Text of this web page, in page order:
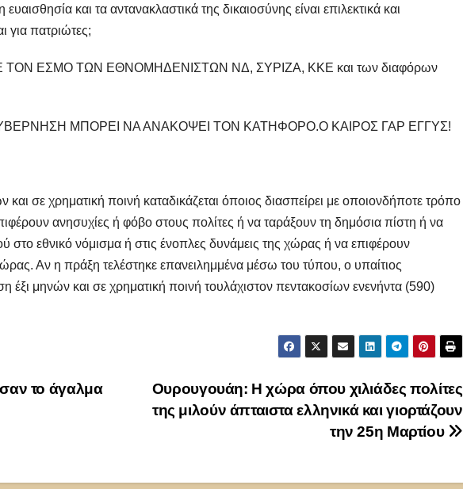
και τα αντανακλαστικά της δικαιοσύνης είναι επιλεκτικά και
για πατριώτες;
ΕΣΜΟ ΤΩΝ ΕΘΝΟΜΗΔΕΝΙΣΤΩΝ ΝΔ, ΣΥΡΙΖΑ, ΚΚΕ και των διαφόρων
ΜΠΟΡΕΙ ΝΑ ΑΝΑΚΟΨΕΙ ΤΟΝ ΚΑΤΗΦΟΡΟ.Ο ΚΑΙΡΟΣ ΓΑΡ ΕΓΓΥΣ!
σε χρηματική ποινή καταδικάζεται όποιος διασπείρει με οποιονδήποτε τρόπο
ανησυχίες ή φόβο στους πολίτες ή να ταράξουν τη δημόσια πίστη ή να
στο εθνικό νόμισμα ή στις ένοπλες δυνάμεις της χώρας ή να επιφέρουν
Αν η πράξη τελέστηκε επανειλημμένα μέσω του τύπου, ο υπαίτιος
έξι μηνών και σε χρηματική ποινή τουλάχιστον πεντακοσίων ενενήντα (590)
Ουρουγουάη: Η χώρα όπου χιλιάδες πολίτες
της μιλούν άπταιστα ελληνικά και γιορτάζουν
την 25η Μαρτίου
το άγαλμα